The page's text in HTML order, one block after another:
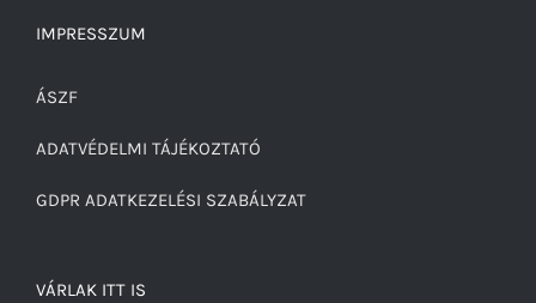
IMPRESSZUM
ÁSZF
ADATVÉDELMI TÁJÉKOZTATÓ
GDPR ADATKEZELÉSI SZABÁLYZAT
VÁRLAK ITT IS